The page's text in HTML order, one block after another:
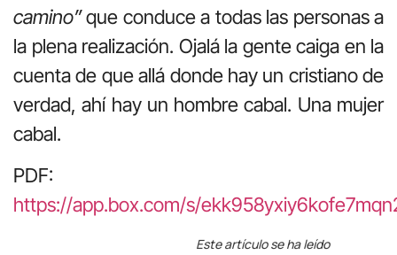
camino”que conduce a todas las personas a
la plena realización. Ojalá la gente caiga en la
cuenta de que allá donde hay un cristiano de
verdad, ahí hay un hombre cabal. Una mujer
cabal.
PDF:
https://app.box.com/s/
Este artículo se ha leído